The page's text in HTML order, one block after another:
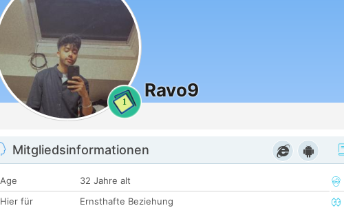
1
Ravo9
Mitgliedsinformationen
Age
32 Jahre alt
Hier für
Ernsthafte Beziehung